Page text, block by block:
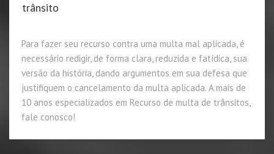
trânsito
Para fazer seu recurso contra uma multa mal aplicada, é
necessário redigir, de forma clara, reduzida e fatídica, sua
versão da história, dando argumentos em sua defesa que
justifiquem o cancelamento da multa aplicada. A mais de
10 anos especializados em Recurso de multa de trânsitos,
fale conosco!